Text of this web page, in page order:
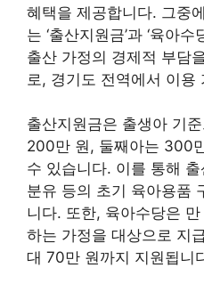
혜택을 제공합니다. 그중
는 ‘출산지원금’과 ‘육아
출산 가정의 경제적 부담
로, 경기도 전역에서 이용
출산지원금은 출생아 기
200만 원, 둘째아는 300
수 있습니다. 이를 통해
분유 등의 초기 육아용품
니다. 또한, 육아수당은
하는 가정을 대상으로 지
대 70만 원까지 지원됩니